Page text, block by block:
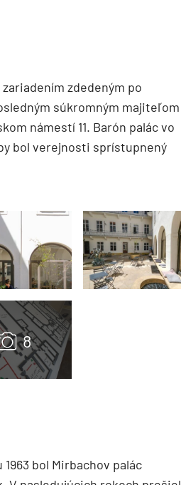
zdedeným po
súkromným majiteľom
námestí 11. Barón palác vo
bol verejnosti sprístupnený
bol Mirbachov palác